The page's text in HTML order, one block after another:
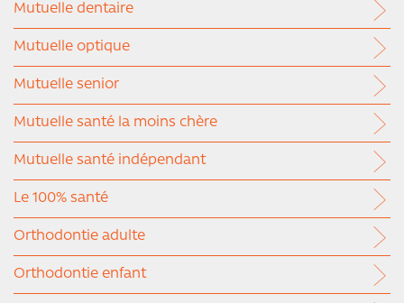
Mutuelle dentaire
Mutuelle optique
Mutuelle senior
Mutuelle santé la moins chère
Mutuelle santé indépendant
Le 100% santé
Orthodontie adulte
Orthodontie enfant